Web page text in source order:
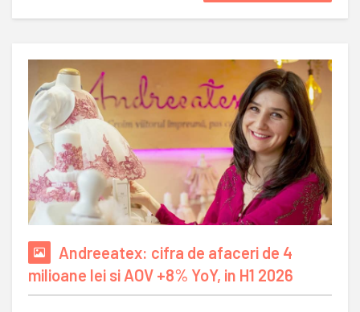
Andreeatex: cifra de afaceri de 4
milioane lei si AOV +8% YoY, in H1 2026